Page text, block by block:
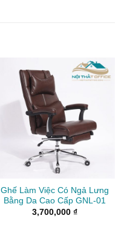
Ghế Làm Việc Có Ngả Lưng
Bằng Da Cao Cấp GNL-01
3,700,000 ₫